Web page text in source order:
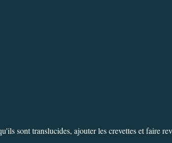
sont translucides, ajouter les crevettes et faire